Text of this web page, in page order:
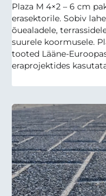
Plaza M 4×2 – 6 cm
erasektorile. Sobiv
õuealadele,
suurele koormusele.
tooted Lääne-
eraprojektides